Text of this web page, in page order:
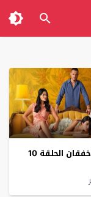
مسلسل خفقان الحلقة 10